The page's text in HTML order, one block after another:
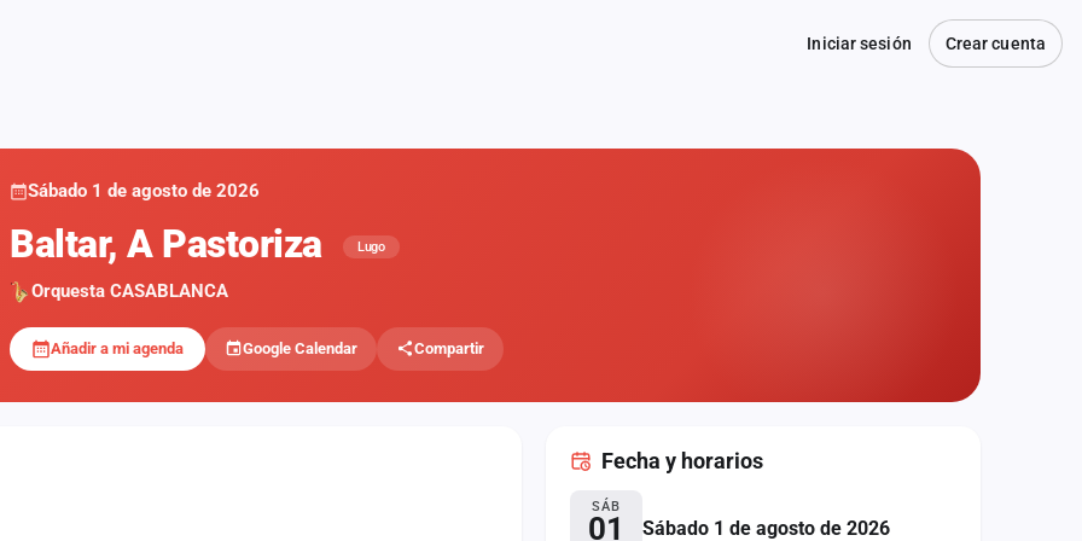
Iniciar sesión Crear cuenta
Sábado 1 de agosto de 2026
Baltar, A Pastoriza Lugo
Orquesta CASABLANCA
Añadir a mi agenda Google Calendar Compartir
Fecha y horarios
SÁB
01 Sábado 1 de agosto de 2026